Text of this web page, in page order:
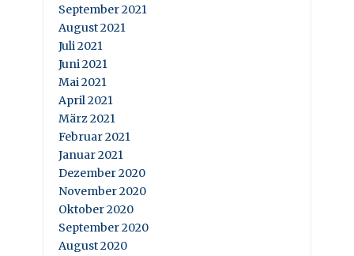
September 2021
August 2021
Juli 2021
Juni 2021
Mai 2021
April 2021
März 2021
Februar 2021
Januar 2021
Dezember 2020
November 2020
Oktober 2020
September 2020
August 2020